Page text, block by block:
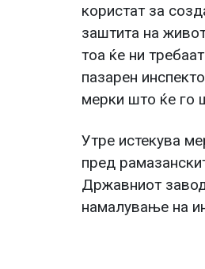
користат за
заштита на
тоа ќе ни
пазарен
мерки што ќе го
Утре истекува
пред
Државниот
намалување на